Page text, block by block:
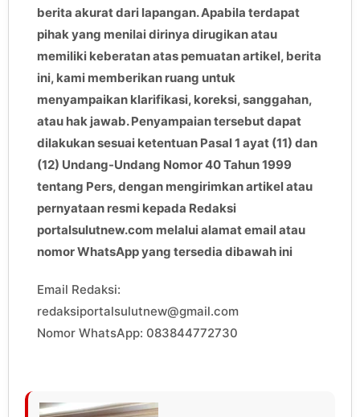
berita akurat dari lapangan. Apabila terdapat
pihak yang menilai dirinya dirugikan atau
memiliki keberatan atas pemuatan artikel, berita
ini, kami memberikan ruang untuk
menyampaikan klarifikasi, koreksi, sanggahan,
atau hak jawab. Penyampaian tersebut dapat
dilakukan sesuai ketentuan Pasal 1 ayat (11) dan
(12) Undang-Undang Nomor 40 Tahun 1999
tentang Pers, dengan mengirimkan artikel atau
pernyataan resmi kepada Redaksi
portalsulutnew.com melalui alamat email atau
nomor WhatsApp yang tersedia dibawah ini
Email Redaksi:
redaksiportalsulutnew@gmail.com
Nomor WhatsApp: 083844772730